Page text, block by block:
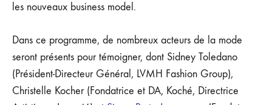
les nouveaux business model.
Dans ce programme, de nombreux acteurs de la mode
seront présents pour témoigner, dont Sidney Toledano
(Président-Directeur Général, LVMH Fashion Group),
Christelle Kocher (Fondatrice et DA, Koché, Directrice